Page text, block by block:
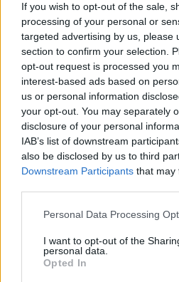
If you wish to opt-out of the sale,
processing of your personal or
targeted advertising by us, please
section to confirm your selection.
opt-out request is processed you
interest-based ads based on
us or personal information
your opt-out. You may separately
disclosure of your personal
IAB’s list of downstream
also be disclosed by us to third
Downstream Participants that may
Please note that this website/app
not limited to your visit or usage
grant or deny consent to Google
use your data for below specified
Personal Data Processing
I want to opt-out of the
personal data.
Opted In